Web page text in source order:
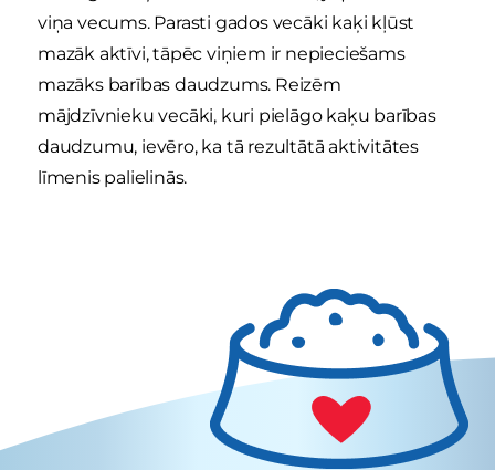
viņa vecums. Parasti gados vecāki kaķi kļūst
mazāk aktīvi, tāpēc viņiem ir nepieciešams
mazāks barības daudzums. Reizēm
mājdzīvnieku vecāki, kuri pielāgo kaķu barības
daudzumu, ievēro, ka tā rezultātā aktivitātes
līmenis palielinās.